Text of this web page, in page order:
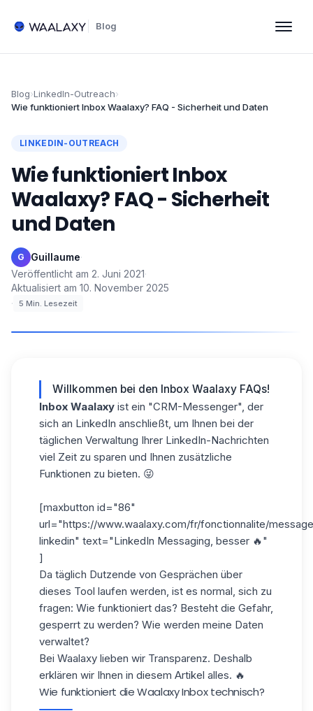
Blog
Blog›LinkedIn-Outreach›
Wie funktioniert Inbox Waalaxy? FAQ - Sicherheit und Daten
LINKEDIN-OUTREACH
Wie funktioniert Inbox
Waalaxy? FAQ - Sicherheit
und Daten
G Guillaume·
Veröffentlicht am 2. Juni 2021·
Aktualisiert am 10. November 2025
·
5 Min. Lesezeit
Willkommen bei den Inbox Waalaxy FAQs!
Inbox Waalaxy ist ein "CRM-Messenger", der
sich an LinkedIn anschließt, um Ihnen bei der
täglichen Verwaltung Ihrer LinkedIn-Nachrichten
viel Zeit zu sparen und Ihnen zusätzliche
Funktionen zu bieten. 😜
[maxbutton id="86"
url="https://www.waalaxy.com/fr/fonctionnalite/
linkedin" text="LinkedIn Messaging, besser 🔥"
]
Da täglich Dutzende von Gesprächen über
dieses Tool laufen werden, ist es normal, sich zu
fragen: Wie funktioniert das? Besteht die Gefahr,
gesperrt zu werden? Wie werden meine Daten
verwaltet?
Bei Waalaxy lieben wir Transparenz. Deshalb
erklären wir Ihnen in diesem Artikel alles. 🔥
Wie funktioniert die Waalaxy Inbox technisch?